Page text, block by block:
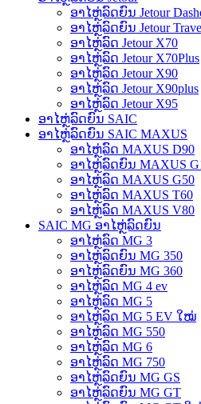
ອາໄຫຼ່ລົດຍົນ Jetour
ອາໄຫຼ່ລົດຍົນ Jetour
ອາໄຫຼ່ລົດ Jetour X70
ອາໄຫຼ່ລົດ Jetour X70Plus
ອາໄຫຼ່ລົດ Jetour X90
ອາໄຫຼ່ລົດ Jetour X90plus
ອາໄຫຼ່ລົດ Jetour X95
ອາໄຫຼ່ລົດຍົນ SAIC
ອາໄຫຼ່ລົດຍົນ SAIC MAXUS
ອາໄຫຼ່ລົດ MAXUS D90
ອາໄຫຼ່ລົດຍົນ MAXUS
ອາໄຫຼ່ລົດ MAXUS G50
ອາໄຫຼ່ລົດ MAXUS T60
ອາໄຫຼ່ລົດ MAXUS V80
SAIC MG ອາໄຫຼ່ລົດຍົນ
ອາໄຫຼ່ລົດ MG 3
ອາໄຫຼ່ລົດຍົນ MG 350
ອາໄຫຼ່ລົດຍົນ MG 360
ອາໄຫຼ່ລົດ MG 4 ev
ອາໄຫຼ່ລົດ MG 5
ອາໄຫຼ່ລົດ MG 5 EV ໃໝ່
ອາໄຫຼ່ລົດ MG 550
ອາໄຫຼ່ລົດ MG 6
ອາໄຫຼ່ລົດ MG 750
ອາໄຫຼ່ລົດຍົນ MG GS
ອາໄຫຼ່ລົດຍົນ MG GT